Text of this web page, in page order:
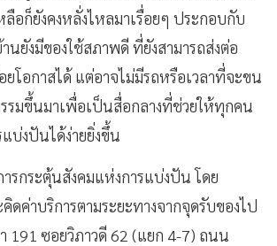
ลือก็ยังคงหลั่งไหลมาเรื่อยๆ ประกอบกับ
นยังมีของใช้สภาพดี ที่ยังสามารถส่งต่อ
โอกาสได้ แต่อาจไม่มีรถหรือเวลาที่จะขน
รรมขึ้นมาเพื่อเป็นสื่อกลางที่ช่วยให้ทุกคน
แบ่งปันได้ง่ายยิ่งขึ้น
รกระตุ้นสังคมแห่งการแบ่งปัน โดย
ดค่าบริการตามระยะทางจากจุดรับของไป
191 ซอยวิภาวดี 62 (แยก 4-7) ถนน